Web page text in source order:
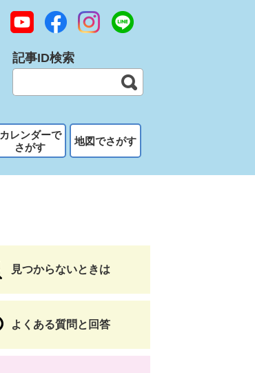
記事ID検索
カレンダーで
さがす
地図でさがす
見つからないときは
よくある質問と回答